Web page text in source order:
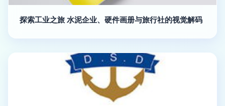
探索工业之旅 水泥企业、硬件画册与旅行社的视觉解码